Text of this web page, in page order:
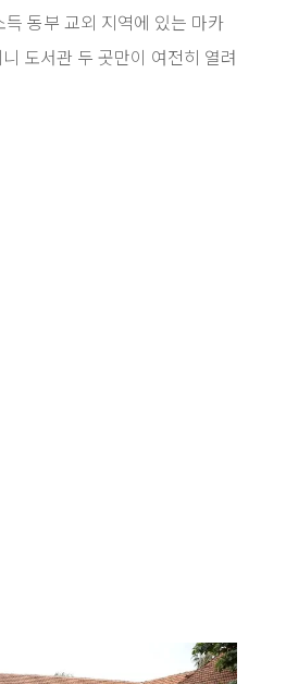
득 동부 교외 지역에 있는 마카
도서관 두 곳만이 여전히 열려